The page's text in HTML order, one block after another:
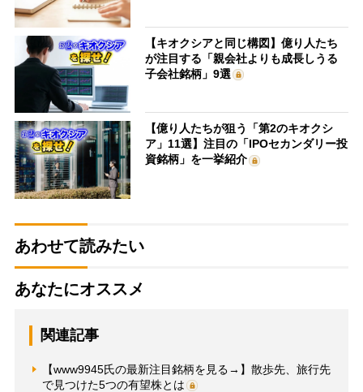
【キオクシアと同じ構図】億り人たち
が注目する「親会社よりも成長しうる
子会社銘柄」9選
【億り人たちが狙う「第2のキオクシ
ア」11選】注目の「IPOセカンダリー投
資銘柄」を一挙紹介
あわせて読みたい
あなたにオススメ
関連記事
【www9945氏の最新注目銘柄を見る→】散歩先、旅行先
で見つけた5つの有望株とは